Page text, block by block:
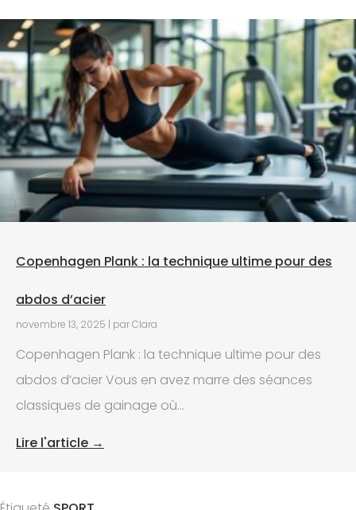
Copenhagen Plank : la technique ultime pour des
abdos d’acier​
novembre 13, 2025 | par Clara
Copenhagen Plank : la technique ultime pour des
abdos d’acier Vous en avez marre des séances
classiques de gainage où...
Lire l'article →